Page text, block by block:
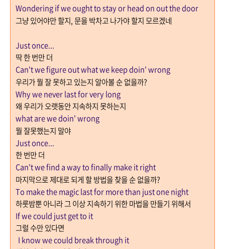
Wondering if we ought to stay or head on out the door
그냥 있어야만 할지,문을 박차고 나가야 할지 모르겠네
Just once...
딱 한 번만 더
Can't we figure out what we keep doin' wrong
우리가 뭘 잘 못하고 있는지 알아볼 순 없을까?
Why we never last for very long
왜 우리가 오랫동안 지속하지 못하는지
what are we doin' wrong
뭘 잘못했는지 말야
Just once...
한 번만 더
Can't we find a way to finally make it right
마지막으로 제대로 되게 할 방법을 찾을 순 없을까?
To make the magic last for more than just one night
하룻밤뿐 아니라 그 이상 지속하기 위한 마법을 만들기 위해서
If we could just get to it
그럴 수만 있다면
I know we could break through it